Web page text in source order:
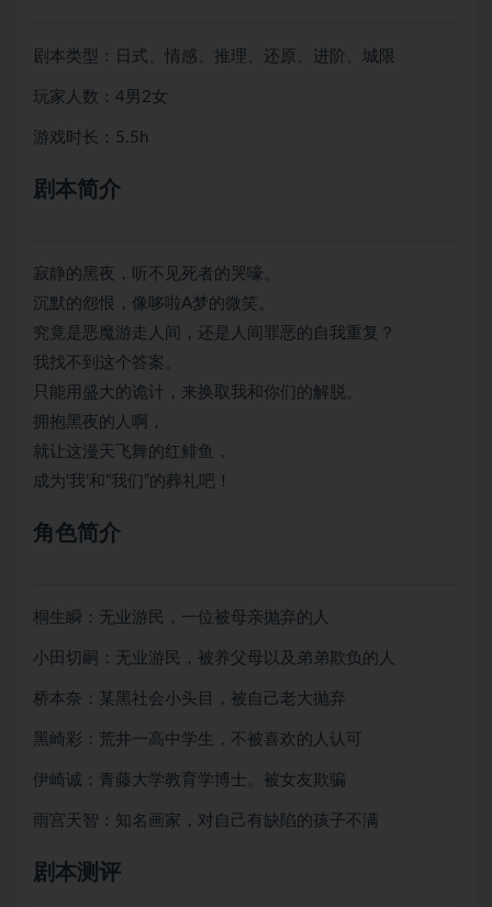
剧本类型：日式、情感、推理、还原、进阶、城限
玩家人数：4男2女
游戏时长：5.5h
剧本简介
寂静的黑夜，听不见死者的哭嚎。
沉默的怨恨，像哆啦A梦的微笑。
究竟是恶魔游走人间，还是人间罪恶的自我重复？
我找不到这个答案。
只能用盛大的诡计，来换取我和你们的解脱。
拥抱黑夜的人啊，
就让这漫天飞舞的红鲱鱼，
成为‘我’和“我们”的葬礼吧！
角色简介
桐生瞬：无业游民，一位被母亲抛弃的人
小田切嗣：无业游民，被养父母以及弟弟欺负的人
桥本奈：某黑社会小头目，被自己老大抛弃
黑崎彩：荒井一高中学生，不被喜欢的人认可
伊崎诚：青藤大学教育学博士。被女友欺骗
雨宫天智：知名画家，对自己有缺陷的孩子不满
剧本测评